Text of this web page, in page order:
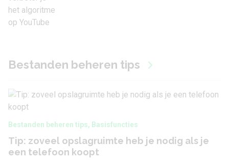
Bestanden beheren tips
Bestanden beheren tips, Basisfuncties
Tip: zoveel opslagruimte heb je nodig als je
een telefoon koopt